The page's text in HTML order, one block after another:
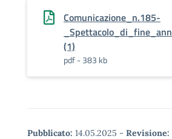
Comunicazione_n.185-
(1)
pdf - 383 kb
Pubblicato: 14.05.2025 - Revisione: